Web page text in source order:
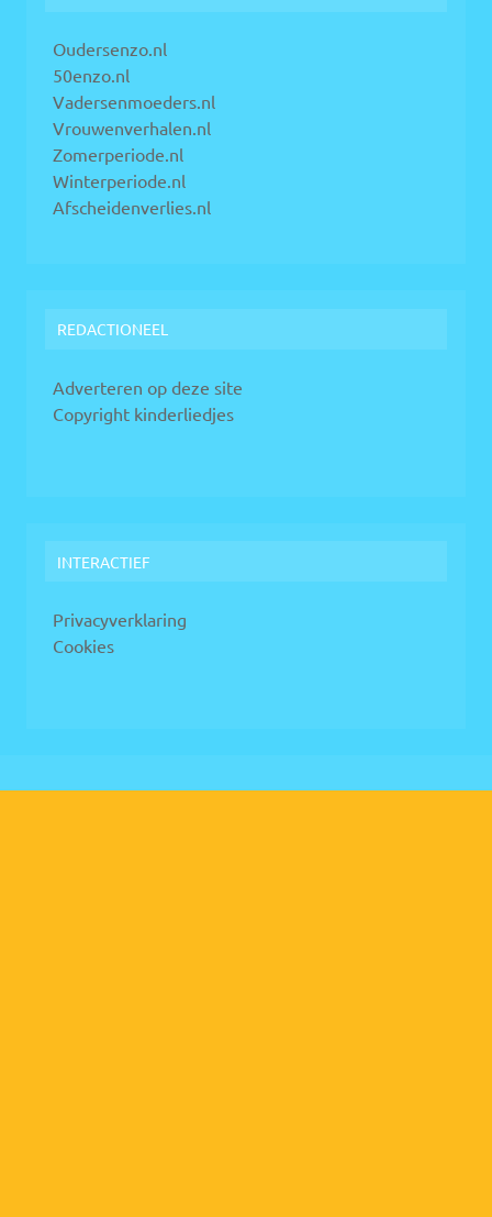
Oudersenzo.nl
50enzo.nl
Vadersenmoeders.nl
Vrouwenverhalen.nl
Zomerperiode.nl
Winterperiode.nl
Afscheidenverlies.nl
REDACTIONEEL
Adverteren op deze site
Copyright kinderliedjes
INTERACTIEF
Privacyverklaring
Cookies